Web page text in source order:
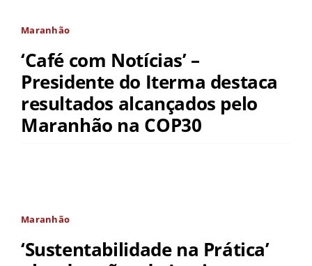
Maranhão
‘Café com Notícias’ –
Presidente do Iterma destaca
resultados alcançados pelo
Maranhão na COP30
Maranhão
‘Sustentabilidade na Prática’